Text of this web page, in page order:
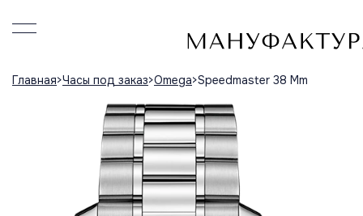
Главная Часы под заказ Omega Speedmaster 38 Mm